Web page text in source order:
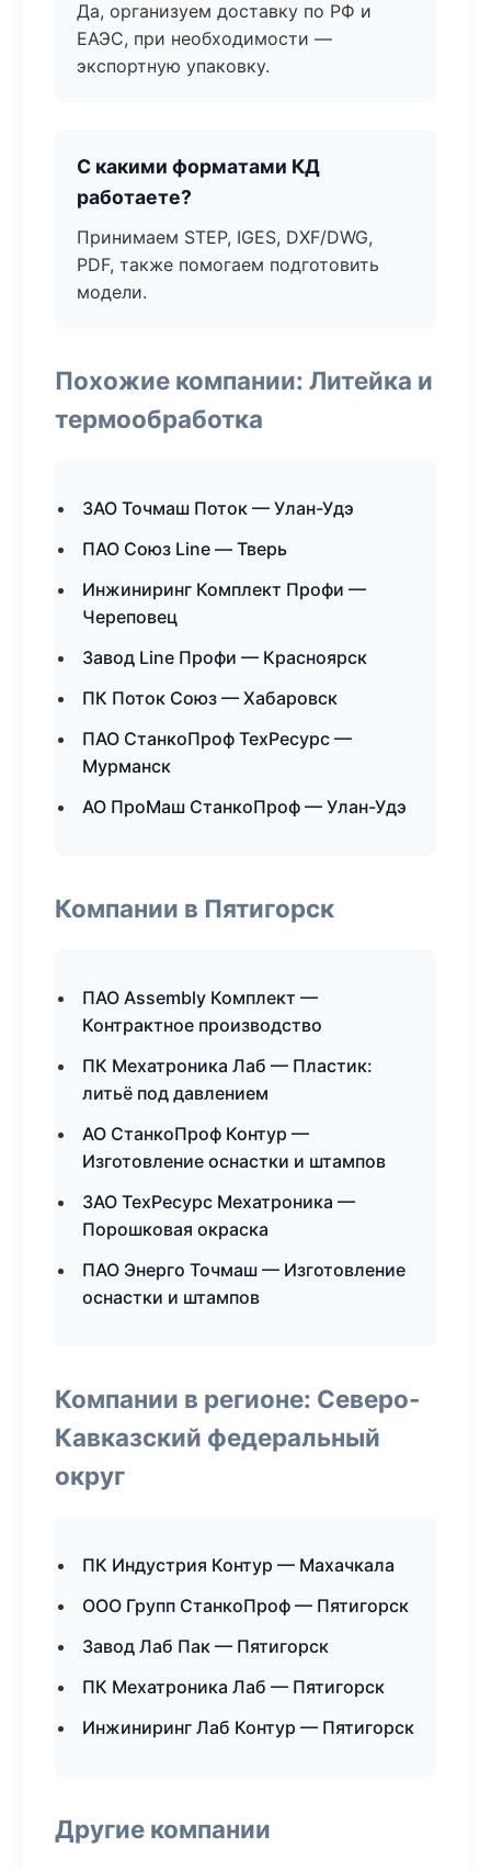
Да, организуем доставку по РФ и
ЕАЭС, при необходимости —
экспортную упаковку.
С какими форматами КД
работаете?
Принимаем STEP, IGES, DXF/DWG,
PDF, также помогаем подготовить
модели.
Похожие компании: Литейка и
термообработка
ЗАО Точмаш Поток — Улан-Удэ
ПАО Союз Line — Тверь
Инжиниринг Комплект Профи —
Череповец
Завод Line Профи — Красноярск
ПК Поток Союз — Хабаровск
ПАО СтанкоПроф ТехРесурс —
Мурманск
АО ПроМаш СтанкоПроф — Улан-Удэ
Компании в Пятигорск
ПАО Assembly Комплект —
Контрактное производство
ПК Мехатроника Лаб — Пластик:
литьё под давлением
АО СтанкоПроф Контур —
Изготовление оснастки и штампов
ЗАО ТехРесурс Мехатроника —
Порошковая окраска
ПАО Энерго Точмаш — Изготовление
оснастки и штампов
Компании в регионе: Северо-
Кавказский федеральный
округ
ПК Индустрия Контур — Махачкала
ООО Групп СтанкоПроф — Пятигорск
Завод Лаб Пак — Пятигорск
ПК Мехатроника Лаб — Пятигорск
Инжиниринг Лаб Контур — Пятигорск
Другие компании